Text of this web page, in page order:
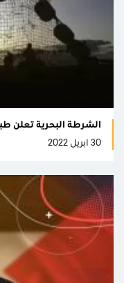
الشرطة البحرية تعلن
30 ابريل 2022